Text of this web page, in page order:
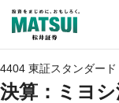
4404 東証スタンダード
決算：ミヨ